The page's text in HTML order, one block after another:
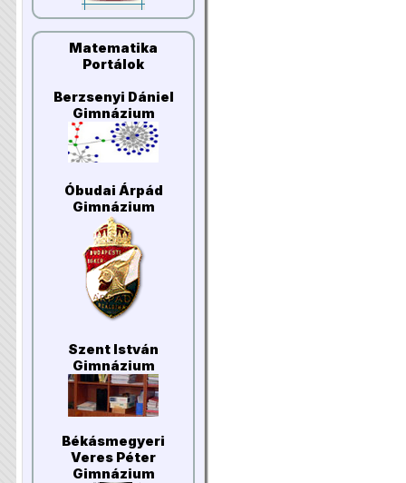
Matematika
Portálok
Berzsenyi Dániel
Gimnázium
Óbudai Árpád
Gimnázium
Szent István
Gimnázium
Békásmegyeri
Veres Péter
Gimnázium